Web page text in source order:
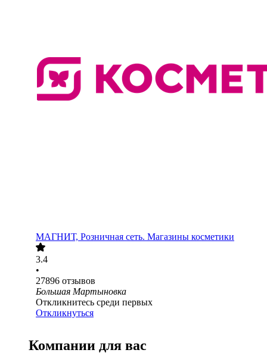
МАГНИТ, Розничная сеть. Магазины косметики
3.4
•
27896 отзывов
Большая Мартыновка
Откликнитесь среди первых
Откликнуться
Компании для вас